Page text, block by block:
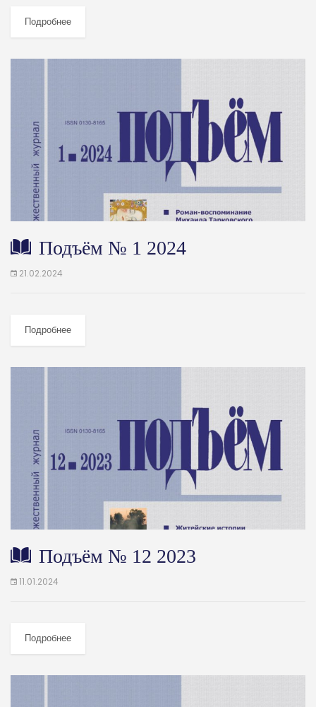
Подробнее
Подъём № 1 2024
21.02.2024
Подробнее
Подъём № 12 2023
11.01.2024
Подробнее